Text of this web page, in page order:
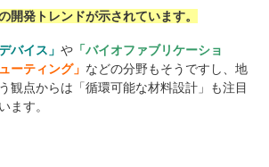
開発トレンドが示されています。
バイス」 や「バイオファブリケーショ
ーティング」 などの分野もそうですし、地
観点からは「循環可能な材料設計」も注目
ます。